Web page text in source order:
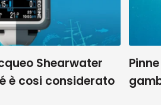
Shearwater
è cosi considerato